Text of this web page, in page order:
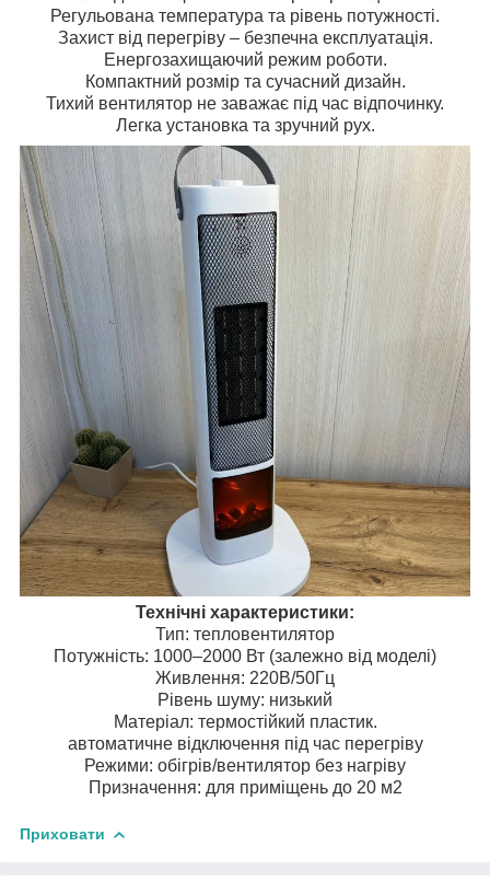
Регульована температура та рівень потужності.
Захист від перегріву – безпечна експлуатація.
Енергозахищаючий режим роботи.
Компактний розмір та сучасний дизайн.
Тихий вентилятор не заважає під час відпочинку.
Легка установка та зручний рух.
Технічні характеристики:
Тип: тепловентилятор
Потужність: 1000–2000 Вт (залежно від моделі)
Живлення: 220В/50Гц
Рівень шуму: низький
Матеріал: термостійкий пластик.
автоматичне відключення під час перегріву
Режими: обігрів/вентилятор без нагріву
Призначення: для приміщень до 20 м2
Приховати